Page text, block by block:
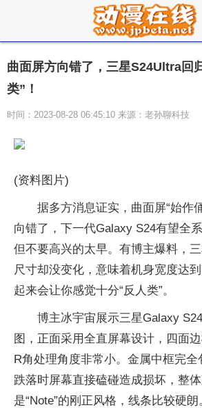
曲面屏方向错了，三星S24Ultra回
类”！
时间：2023-08-28 06:45:10 来源：老孙聊科技
(资料图片)
据多方消息证实，曲面屏“始作
向错了，下一代Galaxy S24有望全
但不要高兴的太早。有博主爆料，
尺寸却没变化，意味着机身宽度达
起来会让你感觉十分“反人类”。
博主冰宇宙展示三星Galaxy
图，正面采用全直屏幕设计，四面
R角处理角度非常小。金属中框完
跌落时屏幕直接磕碰造成损坏，整
是“Note”的刚正风格，线条比较硬朗